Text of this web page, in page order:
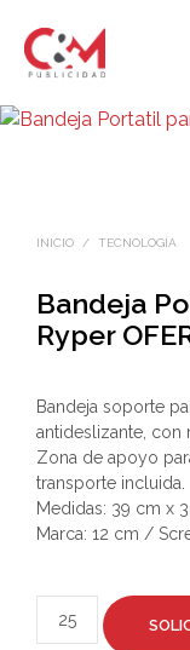
INICIO / TECNOLOGÍA
Bandeja
Ryper
Bandeja soporte
antideslizante, con
Zona de apoyo
transporte incluida.
Medidas: 39 cm x
Marca: 12 cm /